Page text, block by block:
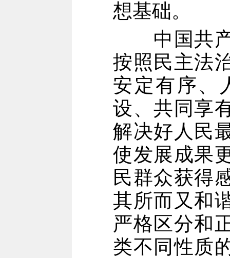
想基础。
中国共产
按照民主法
安定有序、
设、共同享
解决好人民
使发展成果
民群众获得
其所而又和
严格区分和
类不同性质